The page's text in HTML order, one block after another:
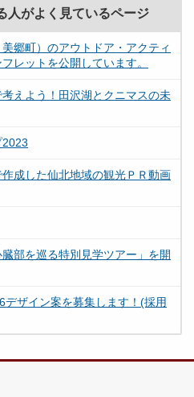
人がよく見ているページ
郷町）のアウトドア・アクティ
レットを公開しています。
えよう！田沢湖とクニマスの未
成した仙北地域の観光ＰＲ動画
部を巡る特別見学ツアー」を開
ザイン案を募集します！(採用